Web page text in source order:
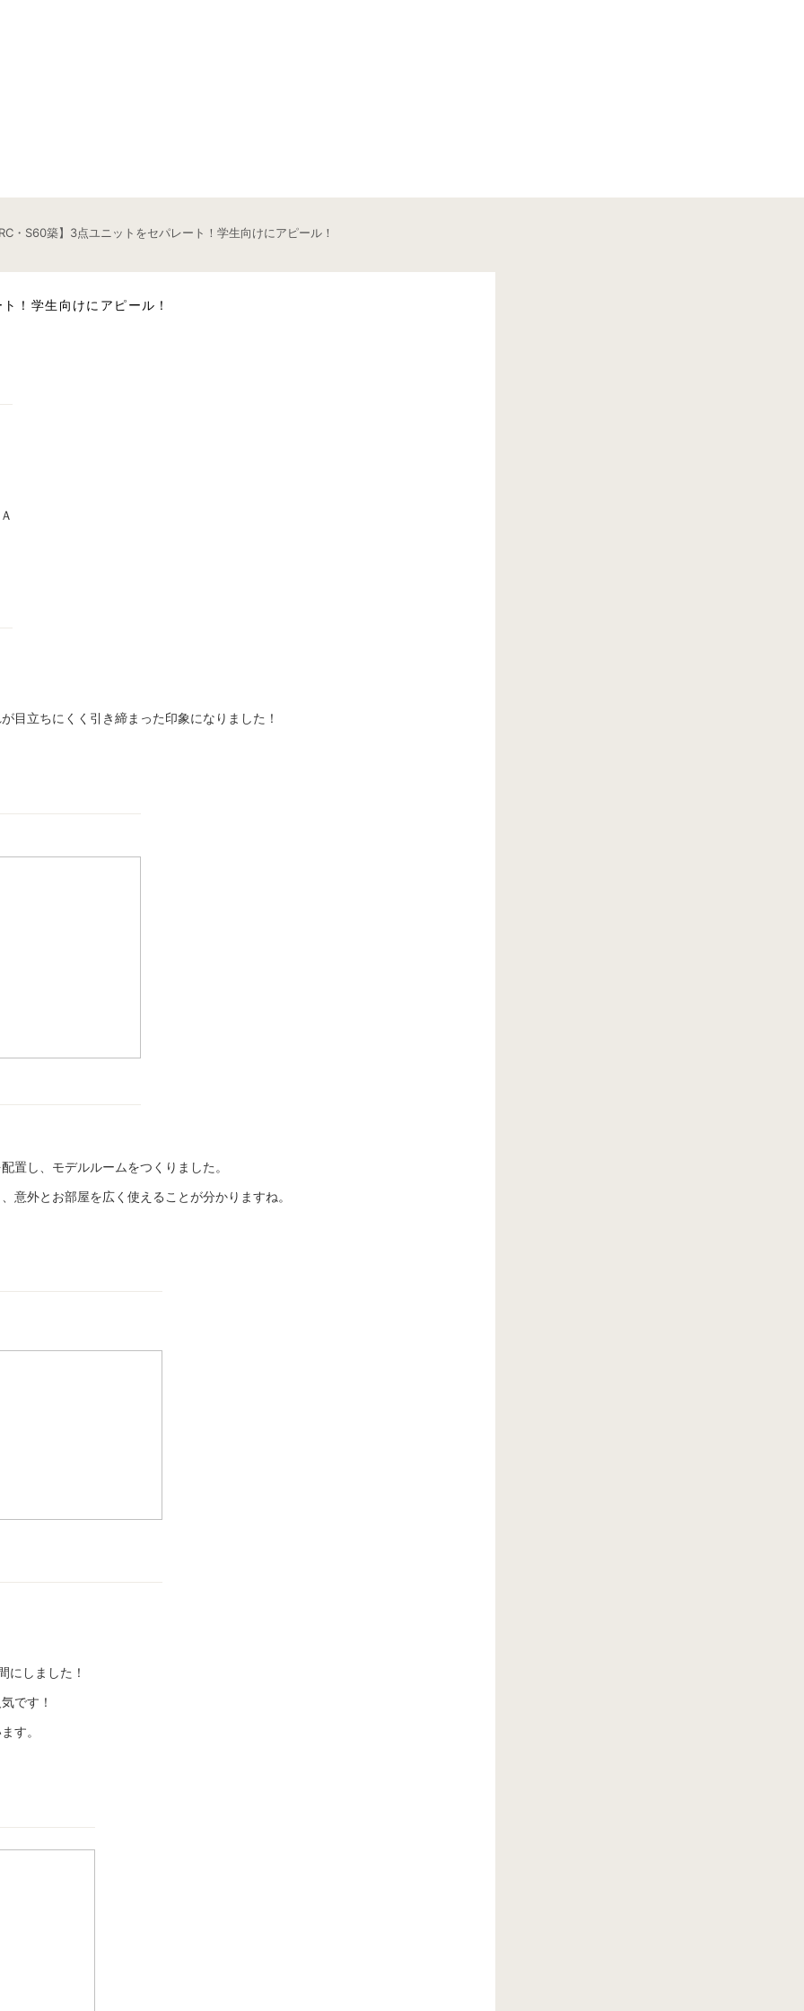
・S60築】3点ユニットをセパレート！学生向けにアピール！
！学生向けにアピール！
目立ちにくく引き締まった印象になりました！
置し、モデルルームをつくりました。
意外とお部屋を広く使えることが分かりますね。
にしました！
です！
す。